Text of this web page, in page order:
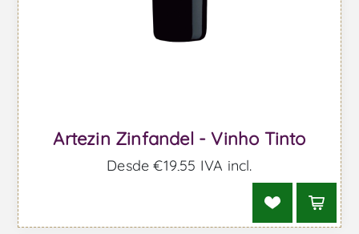
Artezin Zinfandel - Vinho Tinto
Desde €19,55 IVA incl.